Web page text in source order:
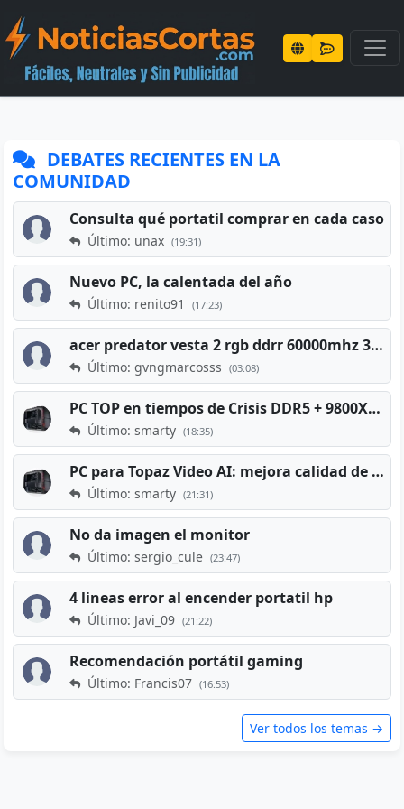
DEBATES RECIENTES EN LA
COMUNIDAD
Consulta qué portatil comprar en cada caso
Último: unax (19:31)
Nuevo PC, la calentada del año
Último: renito91 (17:23)
acer predator vesta 2 rgb ddrr 60000mhz 32gb x2 16gb
Último: gvngmarcosss (03:08)
PC TOP en tiempos de Crisis DDR5 + 9800X3D + RTX 5080 [2026][2400€]
Último: smarty (18:35)
PC para Topaz Video AI: mejora calidad de vídeos viejos
Último: smarty (21:31)
No da imagen el monitor
Último: sergio_cule (23:47)
4 lineas error al encender portatil hp
Último: Javi_09 (21:22)
Recomendación portátil gaming
Último: Francis07 (16:53)
Ver todos los temas →